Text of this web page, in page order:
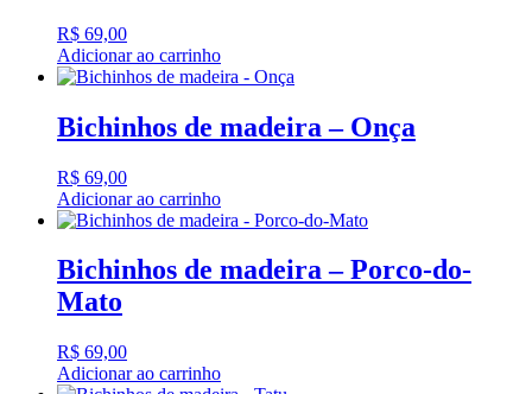
R$ 69,00
Adicionar ao carrinho
Bichinhos de madeira – Onça
R$ 69,00
Adicionar ao carrinho
Bichinhos de madeira – Porco-do-
Mato
R$ 69,00
Adicionar ao carrinho